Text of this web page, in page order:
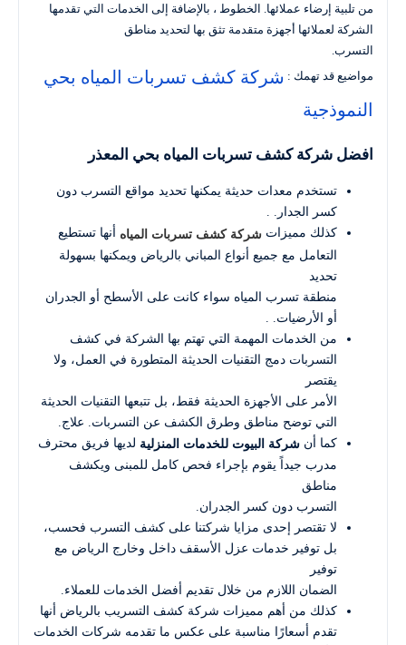
من تلبية إرضاء عملائها. الخطوط ، بالإضافة إلى الخدمات التي تقدمها
الشركة لعملائها أجهزة متقدمة تثق بها لتحديد مناطق
التسرب.
مواضيع قد تهمك : شركة كشف تسربات المياه بحي
النموذجية
افضل شركة كشف تسربات المياه بحي المعذر
تستخدم معدات حديثة يمكنها تحديد مواقع التسرب دون
كسر الجدار. .
كذلك مميزات شركة كشف تسربات المياه أنها تستطيع
التعامل مع جميع أنواع المباني بالرياض ويمكنها بسهولة
تحديد
منطقة تسرب المياه سواء كانت على الأسطح أو الجدران
أو الأرضيات. .
من الخدمات المهمة التي تهتم بها الشركة في كشف
التسربات دمج التقنيات الحديثة المتطورة في العمل، ولا
يقتصر
الأمر على الأجهزة الحديثة فقط، بل تتبعها التقنيات الحديثة
التي توضح مناطق وطرق الكشف عن التسربات. علاج.
كما أن شركة البيوت للخدمات المنزلية لديها فريق محترف
مدرب جيداً يقوم بإجراء فحص كامل للمبنى ويكشف
مناطق
التسرب دون كسر الجدران.
لا تقتصر إحدى مزايا شركتنا على كشف التسرب فحسب،
بل توفير خدمات عزل الأسقف داخل وخارج الرياض مع
توفير
الضمان اللازم من خلال تقديم أفضل الخدمات للعملاء.
كذلك من أهم مميزات شركة كشف التسريب بالرياض أنها
تقدم أسعارًا مناسبة على عكس ما تقدمه شركات الخدمات